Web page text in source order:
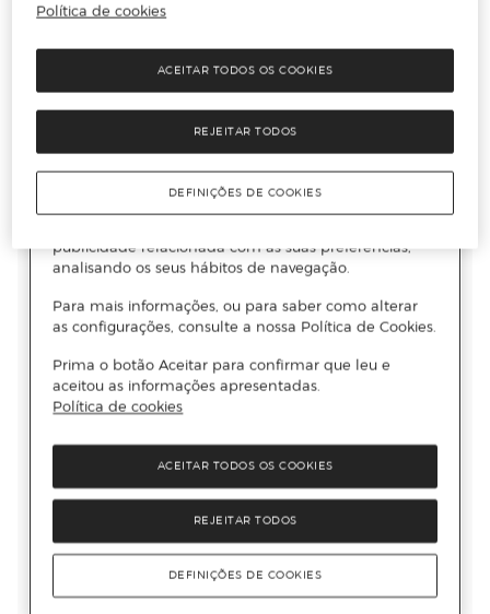
Política de cookies
REJEITAR TODOS
ACEITAR TODOS OS COOKIES
DEFINIÇÕES DE COOKIES